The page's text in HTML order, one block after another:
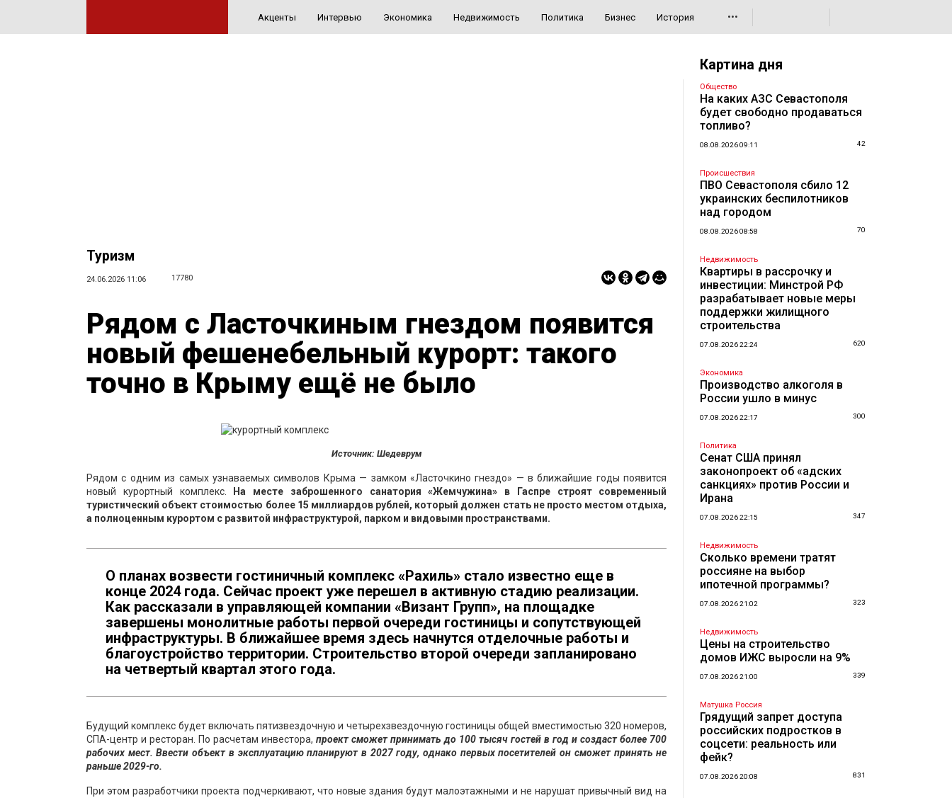
Акценты Интервью Экономика Недвижимость Политика Бизнес История •••
Туризм
24.06.2026 11:06 17780
Рядом с Ласточкиным гнездом появится
новый фешенебельный курорт: такого
точно в Крыму ещё не было
Источник: Шедеврум
Рядом с одним из самых узнаваемых символов Крыма — замком «Ласточкино гнездо» — в ближайшие годы появится
новый курортный комплекс.
На месте заброшенного санатория «Жемчужина» в Гаспре строят современный
туристический объект стоимостью более 15 миллиардов рублей, который должен стать не просто местом отдыха,
а полноценным курортом с развитой инфраструктурой, парком и видовыми пространствами.
О планах возвести гостиничный комплекс «Рахиль» стало известно еще в
конце 2024 года. Сейчас проект уже перешел в активную стадию реализации.
Как рассказали в управляющей компании «Визант Групп», на площадке
завершены монолитные работы первой очереди гостиницы и сопутствующей
инфраструктуры. В ближайшее время здесь начнутся отделочные работы и
благоустройство территории. Строительство второй очереди запланировано
на четвертый квартал этого года.
Будущий комплекс будет включать пятизвездочную и четырехзвездочную гостиницы общей вместимостью 320 номеров,
СПА-центр и ресторан. По расчетам инвестора,проект сможет принимать до 100 тысяч гостей в год и создаст более 700
рабочих мест. Ввести объект в эксплуатацию планируют в 2027 году, однако первых посетителей он сможет принять не
раньше 2029-го.
При этом разработчики проекта подчеркивают, что новые здания будут малоэтажными и не нарушат привычный вид на
Картина дня
Общество
На каких АЗС Севастополя
будет свободно продаваться
топливо?
08.08.2026 09:11 42
Происшествия
ПВО Севастополя сбило 12
украинских беспилотников
над городом
08.08.2026 08:58 70
Недвижимость
Квартиры в рассрочку и
инвестиции: Минстрой РФ
разрабатывает новые меры
поддержки жилищного
строительства
07.08.2026 22:24 620
Экономика
Производство алкоголя в
России ушло в минус
07.08.2026 22:17 300
Политика
Сенат США принял
законопроект об «адских
санкциях» против России и
Ирана
07.08.2026 22:15 347
Недвижимость
Сколько времени тратят
россияне на выбор
ипотечной программы?
07.08.2026 21:02 323
Недвижимость
Цены на строительство
домов ИЖС выросли на 9%
07.08.2026 21:00 339
Матушка Россия
Грядущий запрет доступа
российских подростков в
соцсети: реальность или
фейк?
07.08.2026 20:08 831